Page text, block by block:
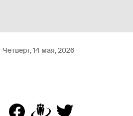
Четверг, 14 мая, 2026